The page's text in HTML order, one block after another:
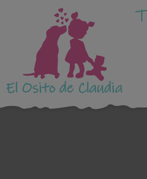
El Osito de Claudia